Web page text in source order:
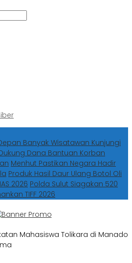
Banyak Wisatawan Kunjungi
Dana Bantuan Korban
Menhut Pastikan Negara Hadir
Produk Hasil Daur Ulang Botol Oli
2026 Polda Sulut Siagakan 520
TIFF 2026
Mahasiswa Tolikara di Manado